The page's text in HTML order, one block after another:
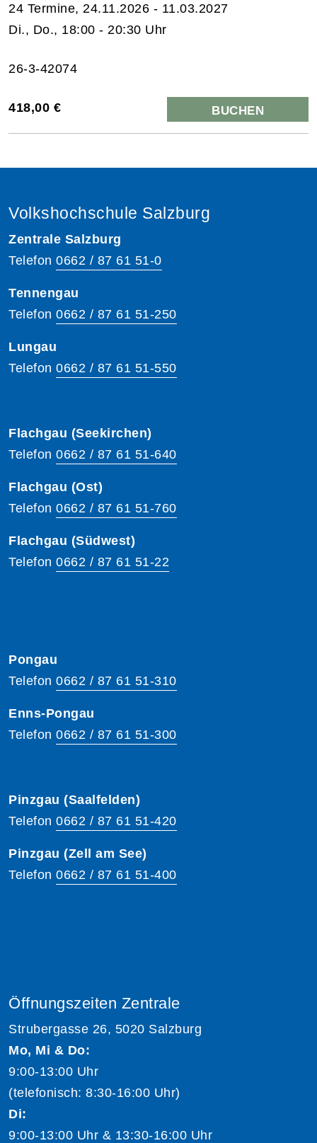
24 Termine, 24.11.2026 - 11.03.2027
Di., Do., 18:00 - 20:30 Uhr
26-3-42074
418,00 € BUCHEN
Volkshochschule Salzburg
Zentrale Salzburg
Telefon 0662 / 87 61 51-0
Tennengau
Telefon 0662 / 87 61 51-250
Lungau
Telefon 0662 / 87 61 51-550
Flachgau (Seekirchen)
Telefon 0662 / 87 61 51-640
Flachgau (Ost)
Telefon 0662 / 87 61 51-760
Flachgau (Südwest)
Telefon 0662 / 87 61 51-22
Pongau
Telefon 0662 / 87 61 51-310
Enns-Pongau
Telefon 0662 / 87 61 51-300
Pinzgau (Saalfelden)
Telefon 0662 / 87 61 51-420
Pinzgau (Zell am See)
Telefon 0662 / 87 61 51-400
Öffnungszeiten Zentrale
Strubergasse 26, 5020 Salzburg
Mo, Mi & Do:
9:00-13:00 Uhr
(telefonisch: 8:30-16:00 Uhr)
Di:
9:00-13:00 Uhr & 13:30-16:00 Uhr